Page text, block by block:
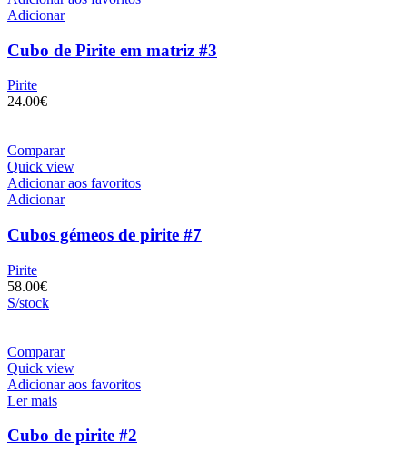
Adicionar
Cubo de Pirite em matriz #3
Pirite
24.00€
Comparar
Quick view
Adicionar aos favoritos
Adicionar
Cubos gémeos de pirite #7
Pirite
58.00€
S/stock
Comparar
Quick view
Adicionar aos favoritos
Ler mais
Cubo de pirite #2